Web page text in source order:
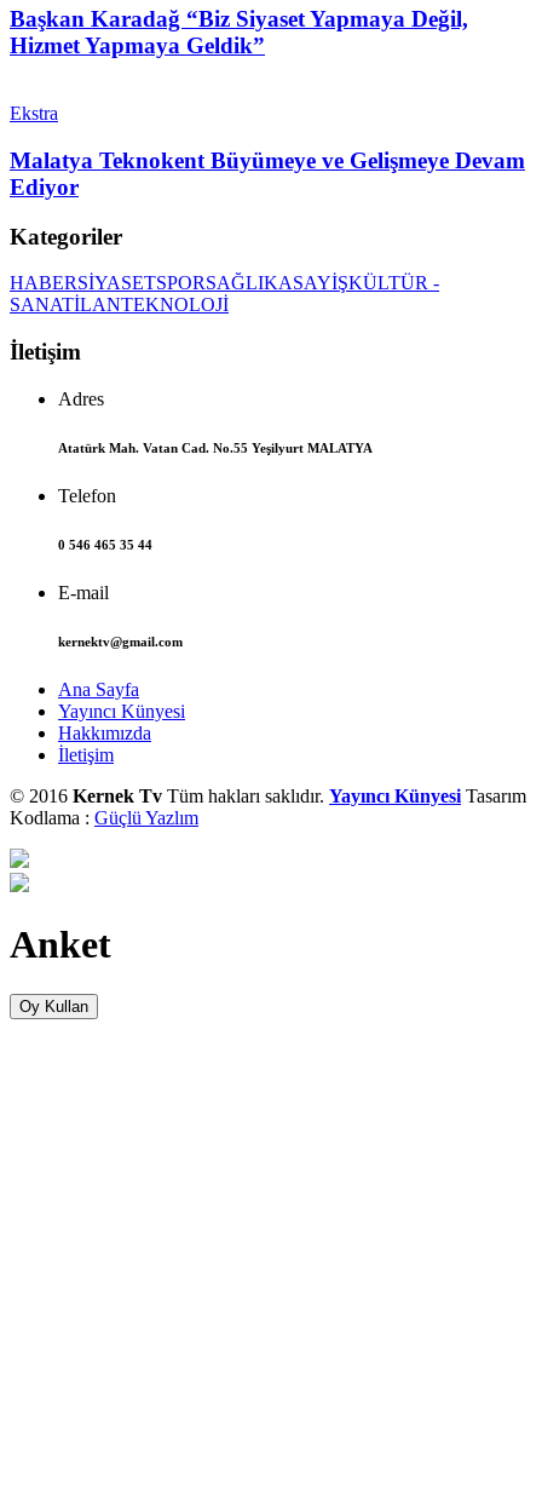
Başkan Karadağ “Biz Siyaset Yapmaya Değil,
Hizmet Yapmaya Geldik”
Ekstra
Malatya Teknokent Büyümeye ve Gelişmeye Devam
Ediyor
Kategoriler
HABERSİYASETSPORSAĞLIKASAYİŞKÜLTÜR -
SANATİLANTEKNOLOJİ
İletişim
Adres
Atatürk Mah. Vatan Cad. No.55 Yeşilyurt MALATYA
Telefon
0 546 465 35 44
E-mail
kernektv@gmail.com
Ana Sayfa
Yayıncı Künyesi
Hakkımızda
İletişim
© 2016 Kernek Tv Tüm hakları saklıdır. Yayıncı Künyesi Tasarım
Kodlama : Güçlü Yazlım
Anket